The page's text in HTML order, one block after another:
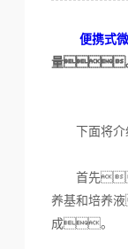
便携式
量。
下面将介
首先
养基和培养
成。